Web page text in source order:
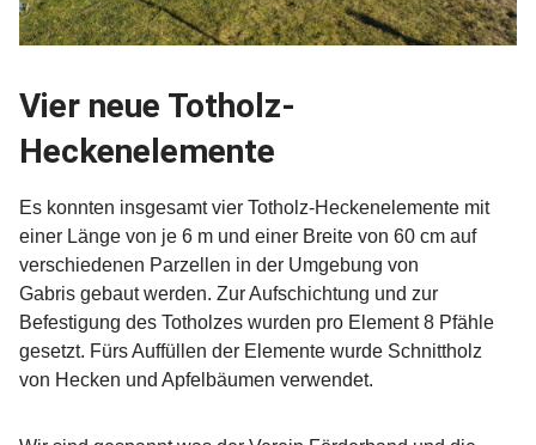
Vier neue Totholz-
Heckenelemente
Es konnten insgesamt vier Totholz-Heckenelemente mit
einer Länge von je 6 m und einer Breite von 60 cm auf
verschiedenen Parzellen in der Umgebung von
Gabris gebaut werden. Zur Aufschichtung und zur
Befestigung des Totholzes wurden pro Element 8 Pfähle
gesetzt. Fürs Auffüllen der Elemente wurde Schnittholz
von Hecken und Apfelbäumen verwendet.